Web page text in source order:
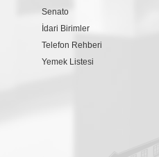
Senato
İdari Birimler
Telefon Rehberi
Yemek Listesi